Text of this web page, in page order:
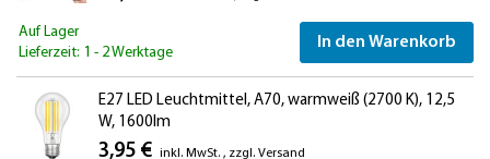
Auf Lager
Lieferzeit: 1 - 2 Werktage
In den Warenkorb
E27 LED Leuchtmittel, A70, warmweiß (2700 K), 12,5
W, 1600lm
3,95 € inkl. MwSt. , zzgl. Versand